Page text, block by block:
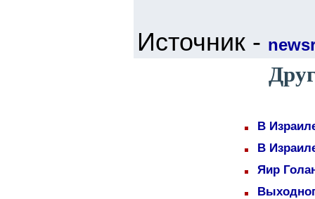
Источник -
В
В
Яир